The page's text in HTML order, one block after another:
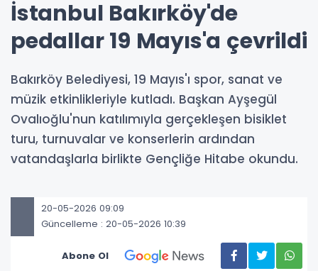
İstanbul Bakırköy'de
pedallar 19 Mayıs'a çevrildi
Bakırköy Belediyesi, 19 Mayıs'ı spor, sanat ve
müzik etkinlikleriyle kutladı. Başkan Ayşegül
Ovalıoğlu'nun katılımıyla gerçekleşen bisiklet
turu, turnuvalar ve konserlerin ardından
vatandaşlarla birlikte Gençliğe Hitabe okundu.
20-05-2026 09:09
Güncelleme : 20-05-2026 10:39
Abone Ol